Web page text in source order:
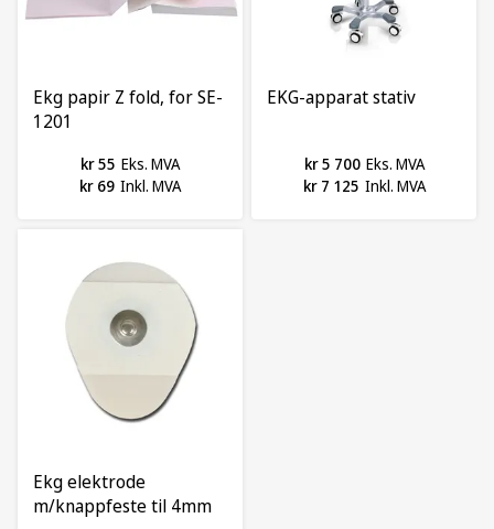
Ekg papir Z fold, for SE-
1201
kr 55 Eks. MVA
kr 69 Inkl. MVA
EKG-apparat stativ
kr 5 700 Eks. MVA
kr 7 125 Inkl. MVA
Ekg elektrode
m/knappfeste til 4mm